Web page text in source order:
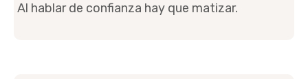
Al hablar de confianza hay que matizar.